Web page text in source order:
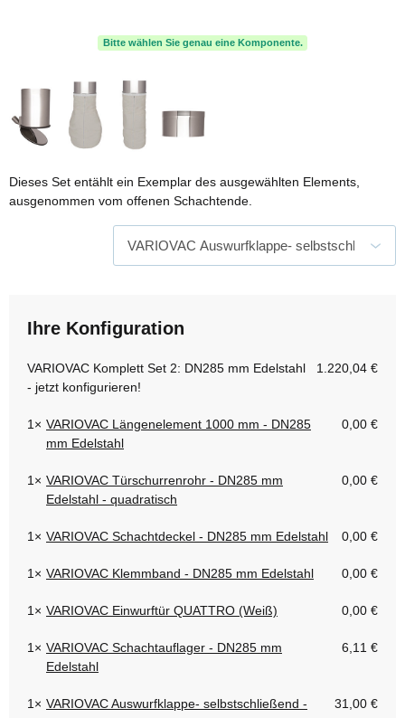
Bitte wählen Sie genau eine Komponente.
Dieses Set entählt ein Exemplar des ausgewählten Elements,
ausgenommen vom offenen Schachtende.
Ihre Konfiguration
VARIOVAC Komplett Set 2: DN285 mm Edelstahl
- jetzt konfigurieren!
1.220,04 €
1× VARIOVAC Längenelement 1000 mm - DN285
mm Edelstahl
0,00 €
1× VARIOVAC Türschurrenrohr - DN285 mm
Edelstahl - quadratisch
0,00 €
1× VARIOVAC Schachtdeckel - DN285 mm Edelstahl 0,00 €
1× VARIOVAC Klemmband - DN285 mm Edelstahl 0,00 €
1× VARIOVAC Einwurftür QUATTRO (Weiß) 0,00 €
1× VARIOVAC Schachtauflager - DN285 mm
Edelstahl
6,11 €
1× VARIOVAC Auswurfklappe- selbstschließend -
31,00 €